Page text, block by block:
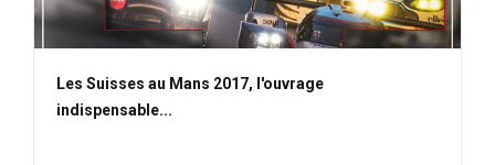
Les Suisses au Mans 2017, l'ouvrage
indispensable...